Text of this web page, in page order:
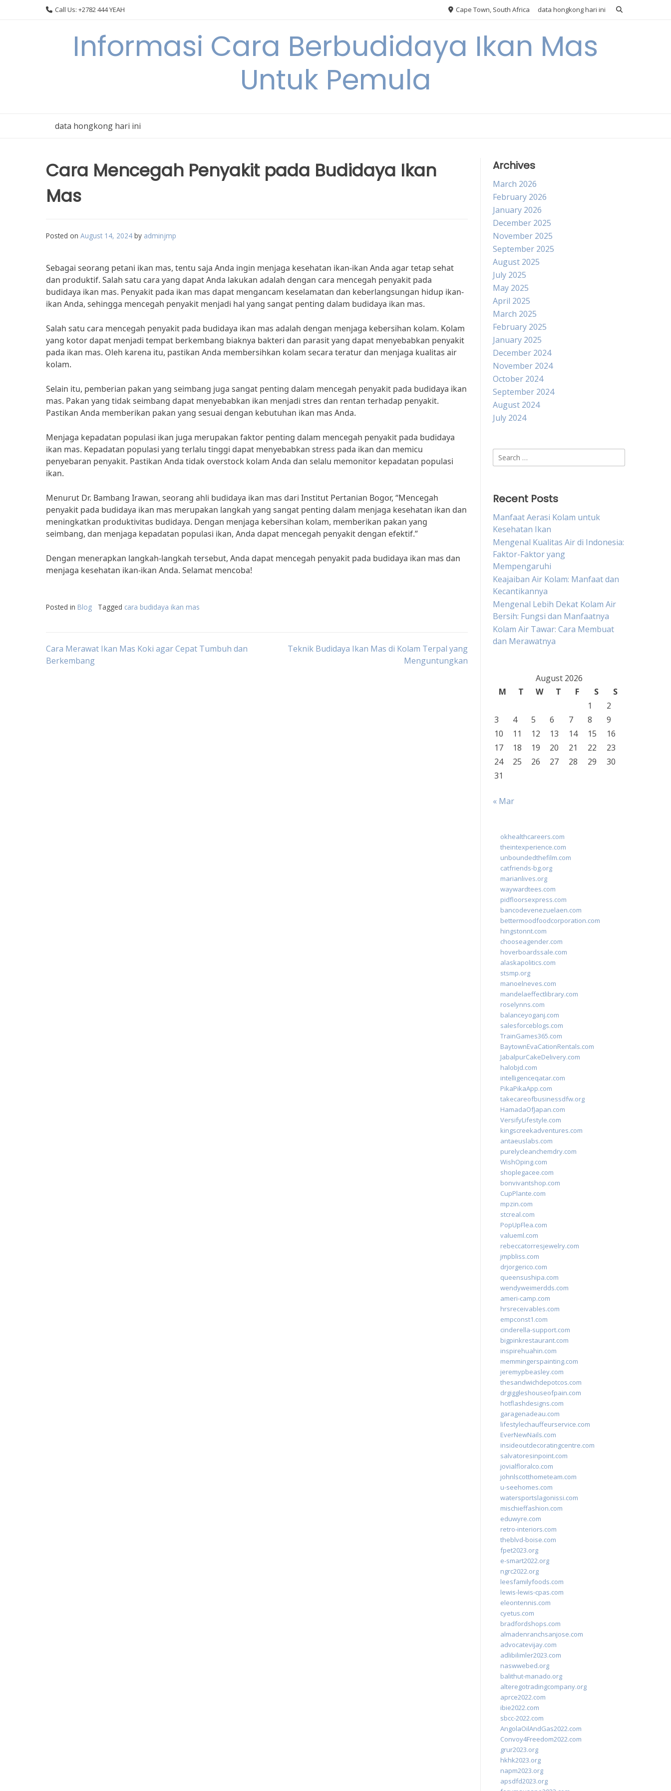
Call Us: +2782 444 YEAH Cape Town, South Africa data hongkong hari ini
Informasi Cara Berbudidaya Ikan Mas
Untuk Pemula
data hongkong hari ini
Cara Mencegah Penyakit pada Budidaya Ikan
Mas
Posted on August 14, 2024 by adminjmp
Sebagai seorang petani ikan mas, tentu saja Anda ingin menjaga kesehatan ikan-ikan Anda agar tetap sehat
dan produktif. Salah satu cara yang dapat Anda lakukan adalah dengan cara mencegah penyakit pada
budidaya ikan mas. Penyakit pada ikan mas dapat mengancam keselamatan dan keberlangsungan hidup ikan-
ikan Anda, sehingga mencegah penyakit menjadi hal yang sangat penting dalam budidaya ikan mas.
Salah satu cara mencegah penyakit pada budidaya ikan mas adalah dengan menjaga kebersihan kolam. Kolam
yang kotor dapat menjadi tempat berkembang biaknya bakteri dan parasit yang dapat menyebabkan penyakit
pada ikan mas. Oleh karena itu, pastikan Anda membersihkan kolam secara teratur dan menjaga kualitas air
kolam.
Selain itu, pemberian pakan yang seimbang juga sangat penting dalam mencegah penyakit pada budidaya ikan
mas. Pakan yang tidak seimbang dapat menyebabkan ikan menjadi stres dan rentan terhadap penyakit.
Pastikan Anda memberikan pakan yang sesuai dengan kebutuhan ikan mas Anda.
Menjaga kepadatan populasi ikan juga merupakan faktor penting dalam mencegah penyakit pada budidaya
ikan mas. Kepadatan populasi yang terlalu tinggi dapat menyebabkan stress pada ikan dan memicu
penyebaran penyakit. Pastikan Anda tidak overstock kolam Anda dan selalu memonitor kepadatan populasi
ikan.
Menurut Dr. Bambang Irawan, seorang ahli budidaya ikan mas dari Institut Pertanian Bogor, “Mencegah
penyakit pada budidaya ikan mas merupakan langkah yang sangat penting dalam menjaga kesehatan ikan dan
meningkatkan produktivitas budidaya. Dengan menjaga kebersihan kolam, memberikan pakan yang
seimbang, dan menjaga kepadatan populasi ikan, Anda dapat mencegah penyakit dengan efektif.”
Dengan menerapkan langkah-langkah tersebut, Anda dapat mencegah penyakit pada budidaya ikan mas dan
menjaga kesehatan ikan-ikan Anda. Selamat mencoba!
Posted in Blog Tagged cara budidaya ikan mas
Post
Cara Merawat Ikan Mas Koki agar Cepat Tumbuh dan
Berkembang
Teknik Budidaya Ikan Mas di Kolam Terpal yang
Menguntungkan
Archives
March 2026
February 2026
January 2026
December 2025
November 2025
September 2025
August 2025
July 2025
May 2025
April 2025
March 2025
February 2025
January 2025
December 2024
November 2024
October 2024
September 2024
August 2024
July 2024
Search
for:
Recent Posts
Manfaat Aerasi Kolam untuk
Kesehatan Ikan
Mengenal Kualitas Air di Indonesia:
Faktor-Faktor yang
Mempengaruhi
Keajaiban Air Kolam: Manfaat dan
Kecantikannya
Mengenal Lebih Dekat Kolam Air
Bersih: Fungsi dan Manfaatnya
Kolam Air Tawar: Cara Membuat
dan Merawatnya
August 2026
M
T W T F S
S
1
2
3
4 5 6 7 8
9
10
11 12 13 14 15
16
17
18 19 20 21 22
23
24
25 26 27 28 29
30
31
« Mar
okhealthcareers.com
theintexperience.com
unboundedthefilm.com
catfriends-bg.org
marianlives.org
waywardtees.com
pidfloorsexpress.com
bancodevenezuelaen.com
bettermoodfoodcorporation.com
hingstonnt.com
chooseagender.com
hoverboardssale.com
alaskapolitics.com
stsmp.org
manoelneves.com
mandelaeffectlibrary.com
roselynns.com
balanceyoganj.com
salesforceblogs.com
TrainGames365.com
BaytownEvaCationRentals.com
JabalpurCakeDelivery.com
halobjd.com
intelligenceqatar.com
PikaPikaApp.com
takecareofbusinessdfw.org
HamadaOfJapan.com
VersifyLifestyle.com
kingscreekadventures.com
antaeuslabs.com
purelycleanchemdry.com
WishOping.com
shoplegacee.com
bonvivantshop.com
CupPlante.com
mpzin.com
stcreal.com
PopUpFlea.com
valueml.com
rebeccatorresjewelry.com
jmpbliss.com
drjorgerico.com
queensushipa.com
wendyweimerdds.com
ameri-camp.com
hrsreceivables.com
empconst1.com
cinderella-support.com
bigpinkrestaurant.com
inspirehuahin.com
memmingerspainting.com
jeremypbeasley.com
thesandwichdepotcos.com
drgiggleshouseofpain.com
hotflashdesigns.com
garagenadeau.com
lifestylechauffeurservice.com
EverNewNails.com
insideoutdecoratingcentre.com
salvatoresinpoint.com
jovialfloralco.com
johnlscotthometeam.com
u-seehomes.com
watersportslagonissi.com
mischieffashion.com
eduwyre.com
retro-interiors.com
theblvd-boise.com
fpet2023.org
e-smart2022.org
ngrc2022.org
leesfamilyfoods.com
lewis-lewis-cpas.com
eleontennis.com
cyetus.com
bradfordshops.com
almadenranchsanjose.com
advocatevijay.com
adlibilimler2023.com
naswwebed.org
balithut-manado.org
alteregotradingcompany.org
aprce2022.com
ibie2022.com
sbcc-2022.com
AngolaOilAndGas2022.com
Convoy4Freedom2022.com
grur2023.org
hkhk2023.org
napm2023.org
apsdfd2023.org